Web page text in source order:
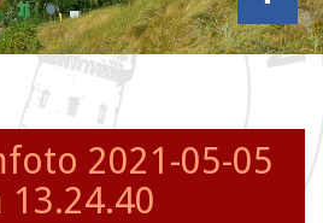
2021-05-05
13.24.40